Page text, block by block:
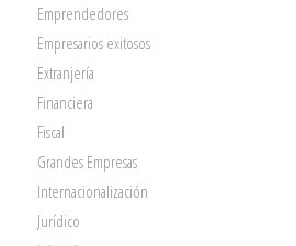
Emprendedores
Empresarios exitosos
Extranjería
Financiera
Fiscal
Grandes Empresas
Internacionalización
Jurídico